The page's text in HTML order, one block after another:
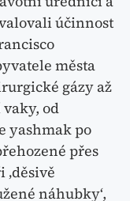
účinnost
města
gázy až
od
yashmak po
přes
náhubky‘,